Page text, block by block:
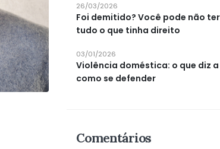
Foi demitido? Você pode não
tudo o que tinha direito
26/03/2026
Violência doméstica: o que diz a
como se defender
03/01/2026
Comentários